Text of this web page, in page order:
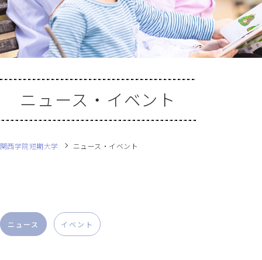
ニュース・イベント
関西学院短期大学 ニュース・イベント
ニュース イベント